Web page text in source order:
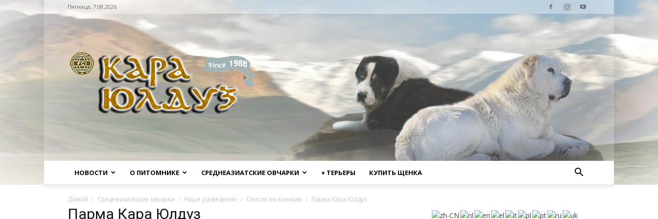
Пятница, 7.08.2026
НОВОСТИ О ПИТОМНИКЕ СРЕДНЕАЗИАТСКИЕ ОВЧАРКИ + ТЕРЬЕРЫ КУПИТЬ ЩЕНКА
Домой Среднеазиатские овчарки Наше разведение Список по кличкам Парма Кара Юлдуз
Парма Кара Юлдуз